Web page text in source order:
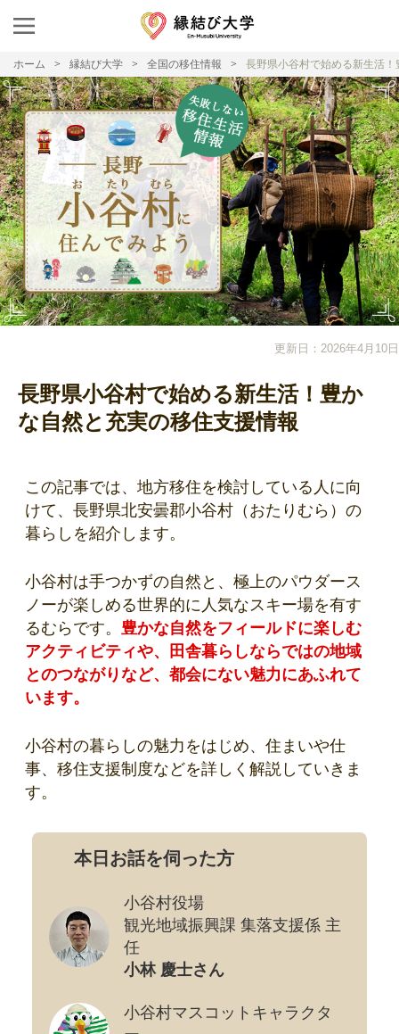
ホーム 縁結び大学 全国の移住情報 長野県小谷村で始める新生活
更新日：2026年4月10日
長野県小谷村で始める新生活！豊か
な自然と充実の移住支援情報
この記事では、地方移住を検討している人に向
けて、長野県北安曇郡小谷村（おたりむら）の
暮らしを紹介します。
小谷村は手つかずの自然と、極上のパウダース
ノーが楽しめる世界的に人気なスキー場を有す
るむらです。 豊かな自然をフィールドに楽しむ
アクティビティや、田舎暮らしならではの地域
とのつながりなど、都会にない魅力にあふれて
います。
小谷村の暮らしの魅力をはじめ、住まいや仕
事、移住支援制度などを詳しく解説していきま
す。
本日お話を伺った方
小谷村役場
観光地域振興課 集落支援係 主
任
小林 慶士さん
小谷村マスコットキャラクタ